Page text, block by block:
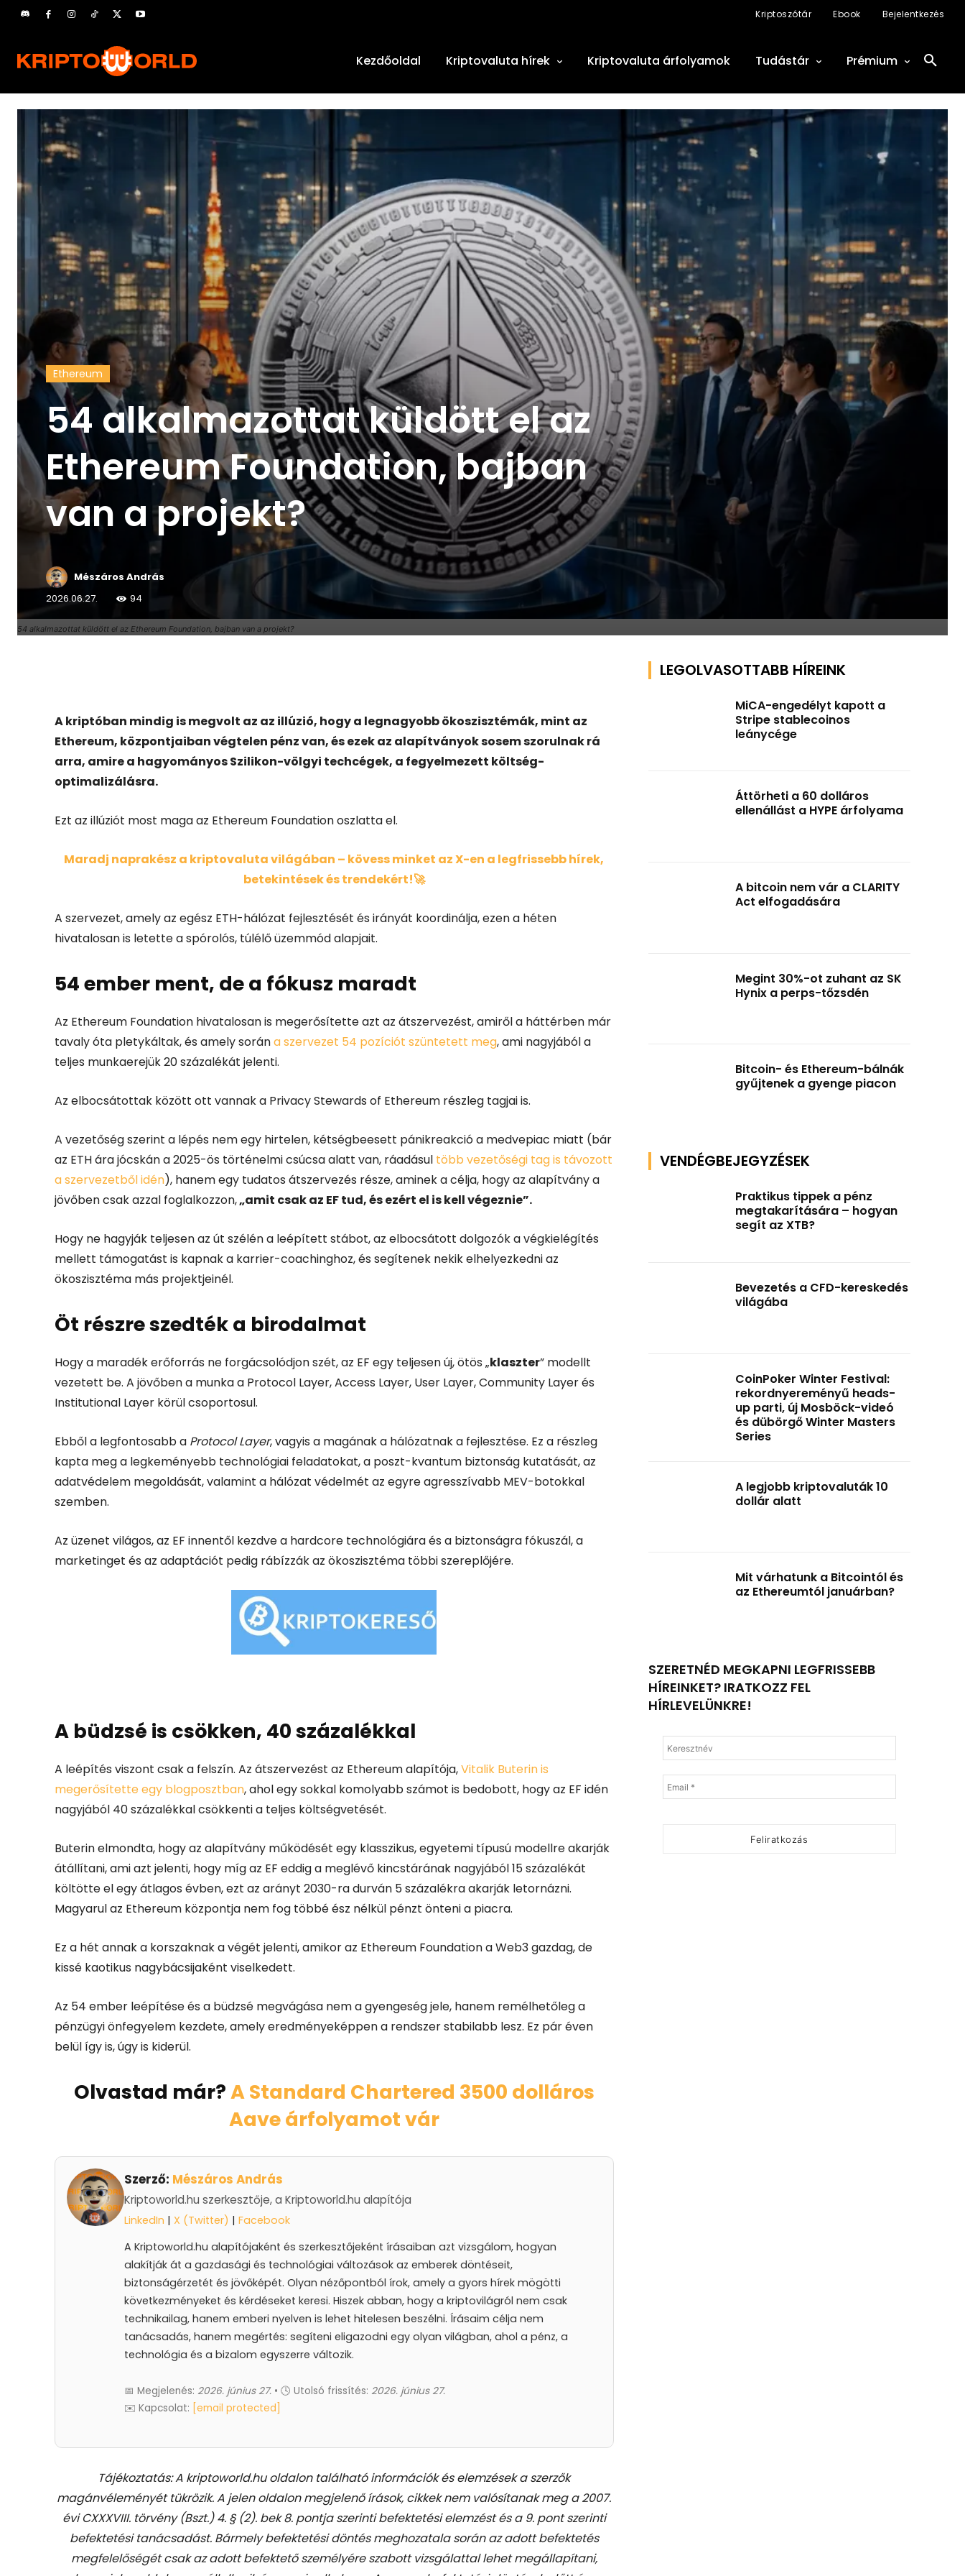
Kriptoszótár Ebook Bejelentkezés
Kezdőoldal Kriptovaluta hírek Kriptovaluta árfolyamok Tudástár Prémium
54 alkalmazottat küldött el az Ethereum Foundation, bajban van a projekt?
Ethereum
54 alkalmazottat küldött el az
Ethereum Foundation, bajban
van a projekt?
Mészáros András
2026.06.27.
94
A kriptóban mindig is megvolt az az illúzió, hogy a legnagyobb ökoszisztémák, mint az
Ethereum, központjaiban végtelen pénz van, és ezek az alapítványok sosem szorulnak rá
arra, amire a hagyományos Szilikon-völgyi techcégek, a fegyelmezett költség-
optimalizálásra.
Ezt az illúziót most maga az Ethereum Foundation oszlatta el.
Maradj naprakész a kriptovaluta világában – kövess minket az X-en a legfrissebb hírek,
betekintések és trendekért!🚀
A szervezet, amely az egész ETH-hálózat fejlesztését és irányát koordinálja, ezen a héten
hivatalosan is letette a spórolós, túlélő üzemmód alapjait.
54 ember ment, de a fókusz maradt
Az Ethereum Foundation hivatalosan is megerősítette azt az átszervezést, amiről a háttérben már
tavaly óta pletykáltak, és amely sorána szervezet 54 pozíciót szüntetett meg, ami nagyjából a
teljes munkaerejük 20 százalékát jelenti.
Az elbocsátottak között ott vannak a Privacy Stewards of Ethereum részleg tagjai is.
A vezetőség szerint a lépés nem egy hirtelen, kétségbeesett pánikreakció a medvepiac miatt (bár
az ETH ára jócskán a 2025-ös történelmi csúcsa alatt van, ráadásul több vezetőségi tag is távozott
a szervezetből idén), hanem egy tudatos átszervezés része, aminek a célja, hogy az alapítvány a
jövőben csak azzal foglalkozzon,„amit csak az EF tud, és ezért el is kell végeznie”.
Hogy ne hagyják teljesen az út szélén a leépített stábot, az elbocsátott dolgozók a végkielégítés
mellett támogatást is kapnak a karrier-coachinghoz, és segítenek nekik elhelyezkedni az
ökoszisztéma más projektjeinél.
Öt részre szedték a birodalmat
Hogy a maradék erőforrás ne forgácsolódjon szét, az EF egy teljesen új, ötös „klaszter” modellt
vezetett be. A jövőben a munka a Protocol Layer, Access Layer, User Layer, Community Layer és
Institutional Layer körül csoportosul.
Ebből a legfontosabb a Protocol Layer, vagyis a magának a hálózatnak a fejlesztése. Ez a részleg
kapta meg a legkeményebb technológiai feladatokat, a poszt-kvantum biztonság kutatását, az
adatvédelem megoldását, valamint a hálózat védelmét az egyre agresszívabb MEV-botokkal
szemben.
Az üzenet világos, az EF innentől kezdve a hardcore technológiára és a biztonságra fókuszál, a
marketinget és az adaptációt pedig rábízzák az ökoszisztéma többi szereplőjére.
A büdzsé is csökken, 40 százalékkal
A leépítés viszont csak a felszín. Az átszervezést az Ethereum alapítója,Vitalik Buterin is
megerősítette egy blogposztban, ahol egy sokkal komolyabb számot is bedobott, hogy az EF idén
nagyjából 40 százalékkal csökkenti a teljes költségvetését.
Buterin elmondta, hogy az alapítvány működését egy klasszikus, egyetemi típusú modellre akarják
átállítani, ami azt jelenti, hogy míg az EF eddig a meglévő kincstárának nagyjából 15 százalékát
költötte el egy átlagos évben, ezt az arányt 2030-ra durván 5 százalékra akarják letornázni.
Magyarul az Ethereum központja nem fog többé ész nélkül pénzt önteni a piacra.
Ez a hét annak a korszaknak a végét jelenti, amikor az Ethereum Foundation a Web3 gazdag, de
kissé kaotikus nagybácsijaként viselkedett.
Az 54 ember leépítése és a büdzsé megvágása nem a gyengeség jele, hanem remélhetőleg a
pénzügyi önfegyelem kezdete, amely eredményeképpen a rendszer stabilabb lesz. Ez pár éven
belül így is, úgy is kiderül.
Olvastad már?A Standard Chartered 3500 dolláros
Aave árfolyamot vár
Szerző: Mészáros András
Kriptoworld.hu szerkesztője, a Kriptoworld.hu alapítója
LinkedIn | X (Twitter) | Facebook
A Kriptoworld.hu alapítójaként és szerkesztőjeként írásaiban azt vizsgálom, hogyan
alakítják át a gazdasági és technológiai változások az emberek döntéseit,
biztonságérzetét és jövőképét. Olyan nézőpontból írok, amely a gyors hírek mögötti
következményeket és kérdéseket keresi. Hiszek abban, hogy a kriptovilágról nem csak
technikailag, hanem emberi nyelven is lehet hitelesen beszélni. Írásaim célja nem
tanácsadás, hanem megértés: segíteni eligazodni egy olyan világban, ahol a pénz, a
technológia és a bizalom egyszerre változik.
📅 Megjelenés: 2026. június 27. • 🕓 Utolsó frissítés: 2026. június 27.
✉️ Kapcsolat: [email protected]
Tájékoztatás: A kriptoworld.hu oldalon található információk és elemzések a szerzők
magánvéleményét tükrözik. A jelen oldalon megjelenő írások, cikkek nem valósítanak meg a 2007.
évi CXXXVIII. törvény (Bszt.) 4. § (2). bek 8. pontja szerinti befektetési elemzést és a 9. pont szerinti
befektetési tanácsadást. Bármely befektetési döntés meghozatala során az adott befektetés
megfelelőségét csak az adott befektető személyére szabott vizsgálattal lehet megállapítani,
LEGOLVASOTTABB HÍREINK
MiCA-engedélyt kapott a
Stripe stablecoinos
leánycége
Áttörheti a 60 dolláros
ellenállást a HYPE árfolyama
A bitcoin nem vár a CLARITY
Act elfogadására
Megint 30%-ot zuhant az SK
Hynix a perps-tőzsdén
Bitcoin- és Ethereum-bálnák
gyűjtenek a gyenge piacon
VENDÉGBEJEGYZÉSEK
Praktikus tippek a pénz
megtakarítására – hogyan
segít az XTB?
Bevezetés a CFD-kereskedés
világába
CoinPoker Winter Festival:
rekordnyereményű heads-
up parti, új Mosböck-videó
és dübörgő Winter Masters
Series
A legjobb kriptovaluták 10
dollár alatt
Mit várhatunk a Bitcointól és
az Ethereumtól januárban?
SZERETNÉD MEGKAPNI LEGFRISSEBB
HÍREINKET? IRATKOZZ FEL
HÍRLEVELÜNKRE!